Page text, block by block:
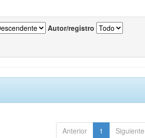
Autor/registro
Anterior 1 Siguiente